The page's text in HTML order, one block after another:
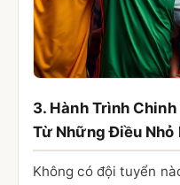
3. Hành Trình
Từ Những Điều Nhỏ
Không có đội tuyển